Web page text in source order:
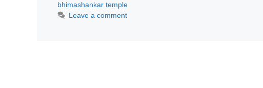
bhimashankar temple
Leave a comment